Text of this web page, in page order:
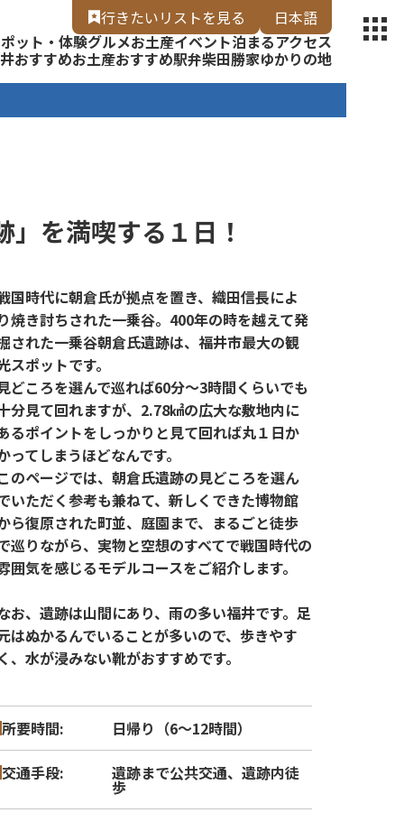
福いろ】
行きたいリストを見る
日本語
English
ット・体験グルメお土産イベント泊まるアクセス
おすすめお土産おすすめ駅弁柴田勝家ゆかりの地
を満喫する１日！
国時代に朝倉氏が拠点を置き、織田信長によ
り焼き討ちされた一乗谷。400年の時を越えて発
された一乗谷朝倉氏遺跡は、福井市最大の観
スポットです。
どころを選んで巡れば60分～3時間くらいでも
分見て回れますが、2.78㎢の広大な敷地内に
るポイントをしっかりと見て回れば丸１日か
ってしまうほどなんです。
のページでは、朝倉氏遺跡の見どころを選ん
いただく参考も兼ねて、新しくできた博物館
ら復原された町並、庭園まで、まるごと徒歩
巡りながら、実物と空想のすべてで戦国時代の
囲気を感じるモデルコースをご紹介します。
お、遺跡は山間にあり、雨の多い福井です。足
はぬかるんでいることが多いので、歩きやす
く、水が浸みない靴がおすすめです。
所要時間 日帰り（6～12時間）
交通手段 遺跡まで公共交通、遺跡内徒
歩